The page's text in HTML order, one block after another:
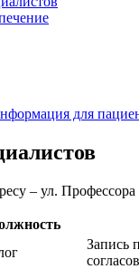
для
– ул.
Запись